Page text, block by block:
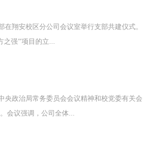
翔安校区分公司会议室举行支部共建仪式。
强’”项目的立...
央政治局常务委员会会议精神和校党委有关会
会议强调，公司全体...